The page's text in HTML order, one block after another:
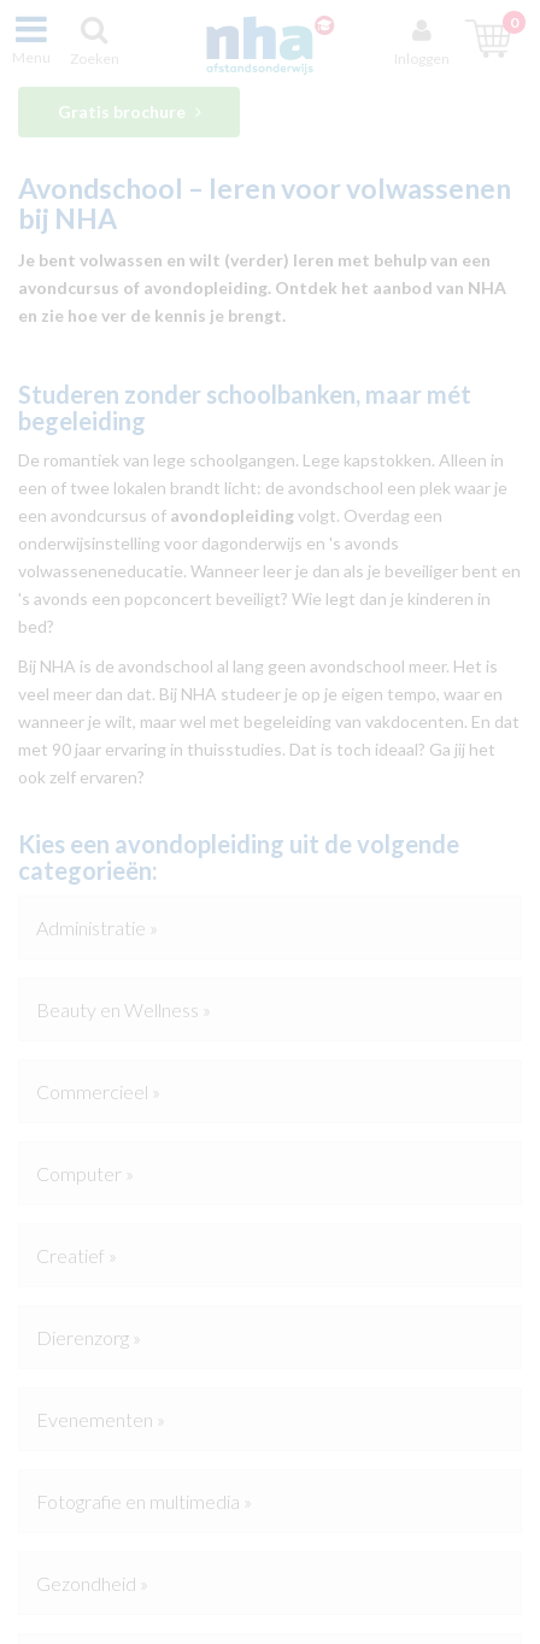
Menu Zoeken Inloggen
0
Gratis brochure
Avondschool – leren voor volwassenen
bij NHA
Je bent volwassen en wilt (verder) leren met behulp van een
avondcursus of avondopleiding. Ontdek het aanbod van NHA
en zie hoe ver de kennis je brengt.
Studeren zonder schoolbanken, maar mét
begeleiding
De romantiek van lege schoolgangen. Lege kapstokken. Alleen in
een of twee lokalen brandt licht: de avondschool een plek waar je
een avondcursus of avondopleidingvolgt. Overdag een
onderwijsinstelling voor dagonderwijs en 's avonds
volwasseneneducatie. Wanneer leer je dan als je beveiliger bent en
's avonds een popconcert beveiligt? Wie legt dan je kinderen in
bed?
Bij NHA is de avondschool al lang geen avondschool meer. Het is
veel meer dan dat. Bij NHA studeer je op je eigen tempo, waar en
wanneer je wilt, maar wel met begeleiding van vakdocenten. En dat
met 90 jaar ervaring in thuisstudies. Dat is toch ideaal? Ga jij het
ook zelf ervaren?
Kies een avondopleiding uit de volgende
categorieën:
Administratie »
Beauty en Wellness »
Commercieel »
Computer »
Creatief »
Dierenzorg »
Evenementen »
Fotografie en multimedia »
Gezondheid »